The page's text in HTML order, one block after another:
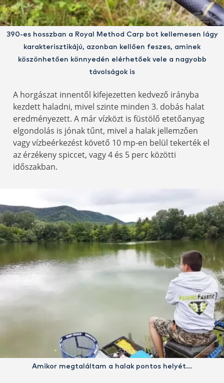
390-es hosszban a Royal Method Carp bot kellemesen lágy
karakterisztikájú, azonban kellően feszes, aminek
köszönhetően könnyedén elérhetőek vele a nagyobb
távolságok is
A horgászat innentől kifejezetten kedvező irányba
kezdett haladni, mivel szinte minden 3. dobás halat
eredményezett. A már vízközt is füstölő etetőanyag
elgondolás is jónak tűnt, mivel a halak jellemzően
vagy vízbeérkezést követő 10 mp-en belül tekerték el
az érzékeny spiccet, vagy 4 és 5 perc közötti
időszakban.
Amikor megtaláltam a halak pontos helyét…